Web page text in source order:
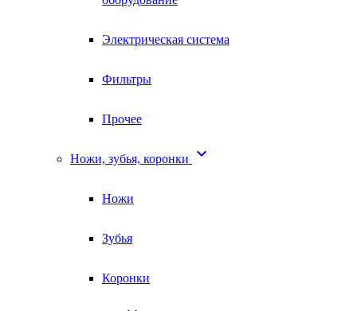
Электрическая система
Фильтры
Прочее
Ножи, зубья, коронки 
Ножи
Зубья
Коронки